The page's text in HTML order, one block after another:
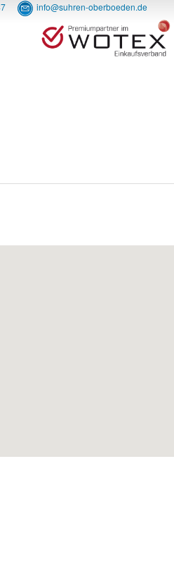
info@suhren-oberboeden.de